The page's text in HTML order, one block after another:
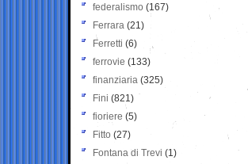
federalismo (167)
Ferrara (21)
Ferretti (6)
ferrovie (133)
finanziaria (325)
Fini (821)
fioriere (5)
Fitto (27)
Fontana di Trevi (1)